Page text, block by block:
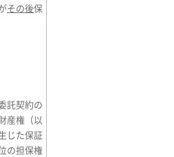
その後保
託契約の
産権（以
じた保証
の担保権